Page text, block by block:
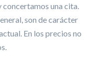
concertamos una cita.
son de carácter
En los precios no